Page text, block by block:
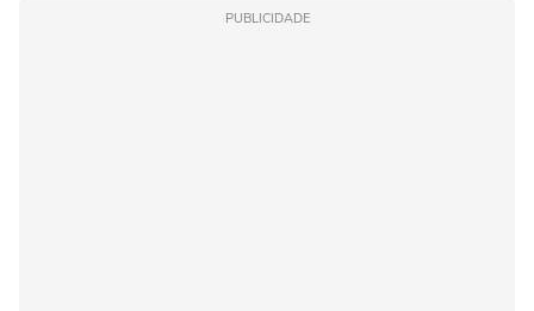
PUBLICIDADE